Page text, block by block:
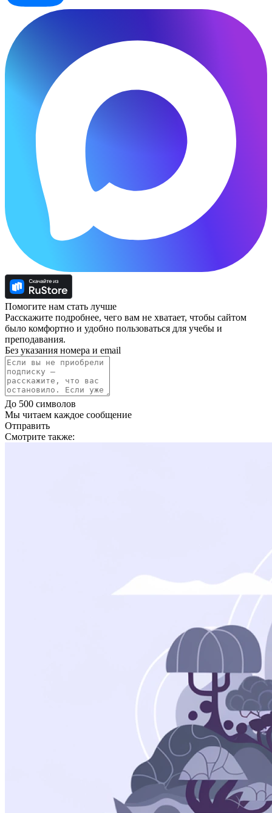
Помогите нам стать лучше
Расскажите подробнее, чего вам не хватает, чтобы сайтом
было комфортно и удобно пользоваться для учебы и
преподавания.
Без указания номера и email
До 500 символов
Мы читаем каждое сообщение
Отправить
Смотрите также: